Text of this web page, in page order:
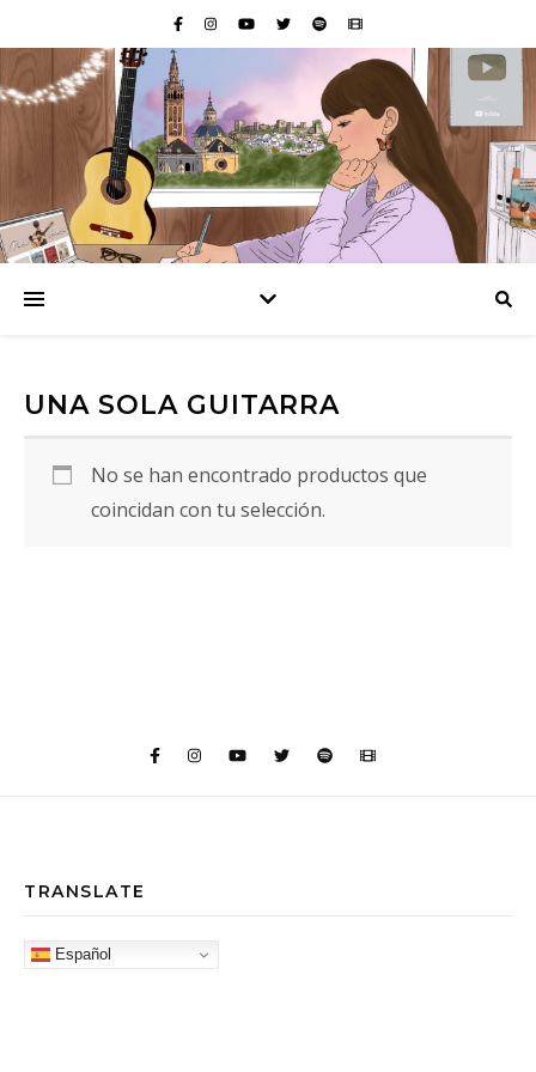
UNA SOLA GUITARRA
No se han encontrado productos que
coincidan con tu selección.
TRANSLATE
Español